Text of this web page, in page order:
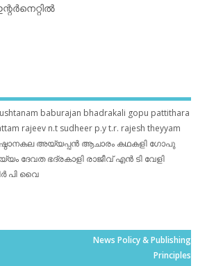
baburajan bhadrakali gopu pattithara
rajeev n.t sudheer p.yt.r. rajesh theyyam
അയ്യപ്പന്‍ ആചാരം കഥകളി ഗോപു
ദേവത ഭദ്രകാളി രാജീവ് എൻ ടി വേളി
പി വൈ
News Policy & Publishing
Principles